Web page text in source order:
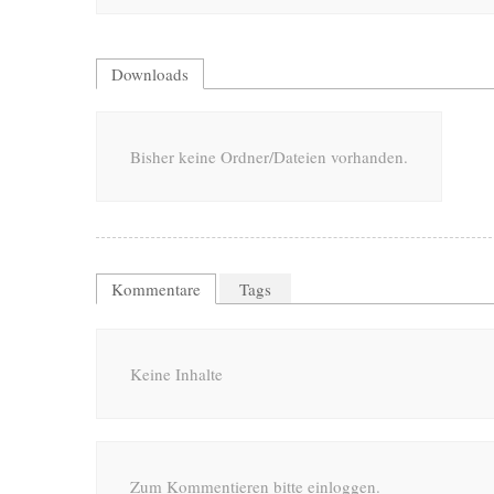
Downloads
Bisher keine Ordner/Dateien vorhanden.
Kommentare Tags
Keine Inhalte
Zum Kommentieren bitte einloggen.